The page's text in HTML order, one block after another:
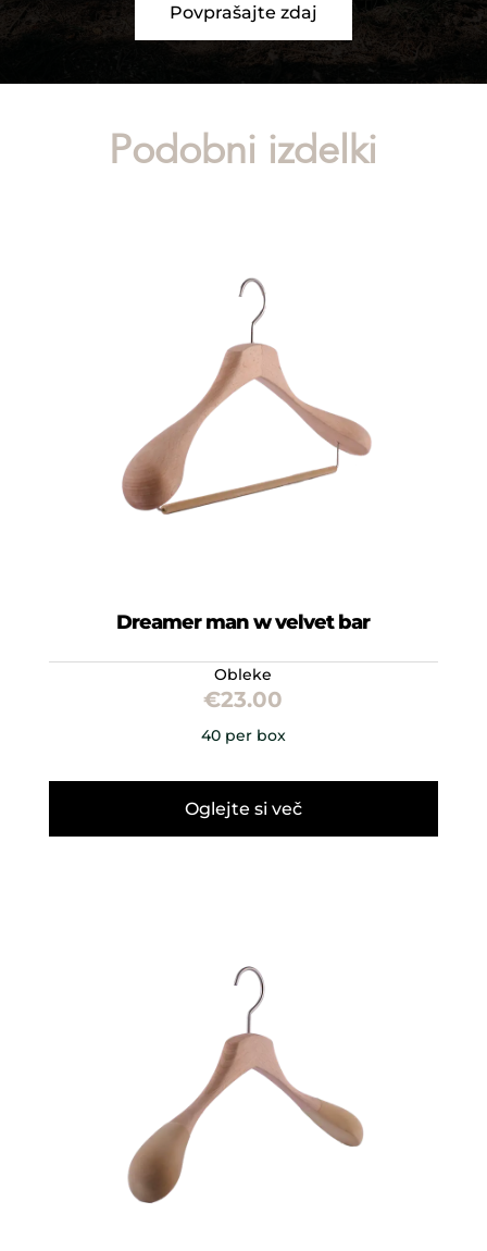
Povprašajte zdaj
Podobni izdelki
Dreamer man w velvet bar
Obleke
€23.00
40 per box
Oglejte si več